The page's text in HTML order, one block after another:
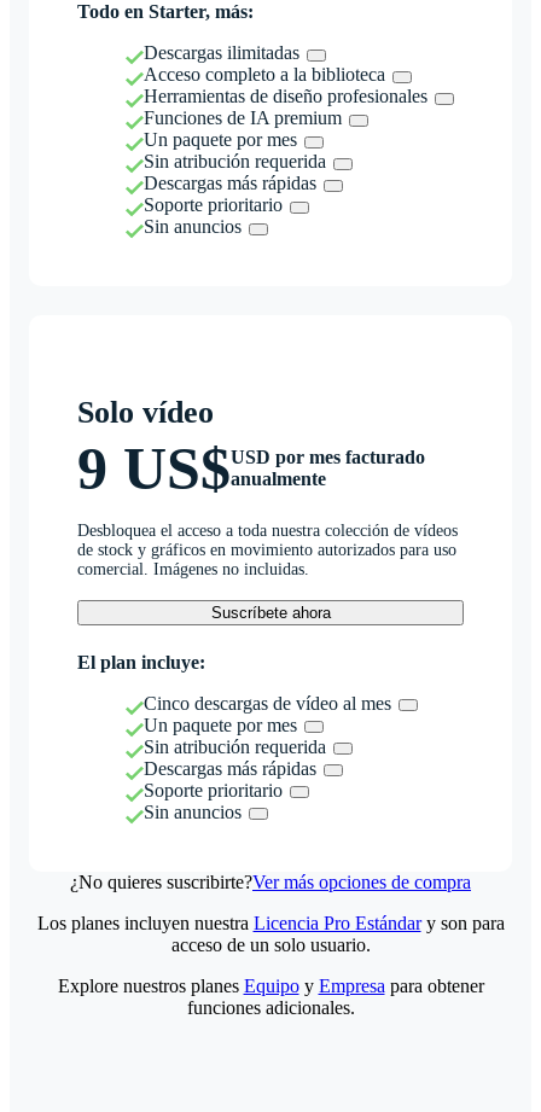
Todo en Starter, más:
Descargas ilimitadas
Acceso completo a la biblioteca
Herramientas de diseño profesionales
Funciones de IA premium
Un paquete por mes
Sin atribución requerida
Descargas más rápidas
Soporte prioritario
Sin anuncios
Solo vídeo
9 US$USD por mes facturado
anualmente
Desbloquea el acceso a toda nuestra colección de vídeos
de stock y gráficos en movimiento autorizados para uso
comercial. Imágenes no incluidas.
Suscríbete ahora
El plan incluye:
Cinco descargas de vídeo al mes
Un paquete por mes
Sin atribución requerida
Descargas más rápidas
Soporte prioritario
Sin anuncios
¿No quieres suscribirte?Ver más opciones de compra
Los planes incluyen nuestra Licencia Pro Estándary son para
acceso de un solo usuario.
Explore nuestros planes Equipoy Empresa para obtener
funciones adicionales.